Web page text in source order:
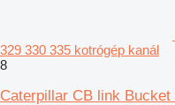
329 330 335 kotrógép kanál
8
Caterpillar CB link